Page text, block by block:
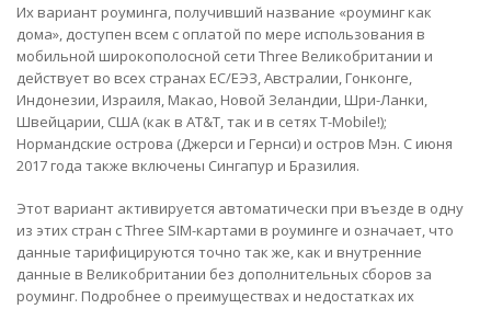
Их вариант роуминга, получивший название «роуминг как
дома», доступен всем с оплатой по мере использования в
мобильной широкополосной сети Three Великобритании и
действует во всех странах ЕС/ЕЭЗ, Австралии, Гонконге,
Индонезии, Израиля, Макао, Новой Зеландии, Шри-Ланки,
Швейцарии, США (как в AT&T, так и в сетях T-Mobile!);
Нормандские острова (Джерси и Гернси) и остров Мэн. С июня
2017 года также включены Сингапур и Бразилия.
Этот вариант активируется автоматически при въезде в одну
из этих стран с Three SIM-картами в роуминге и означает, что
данные тарифицируются точно так же, как и внутренние
данные в Великобритании без дополнительных сборов за
роуминг. Подробнее о преимуществах и недостатках их